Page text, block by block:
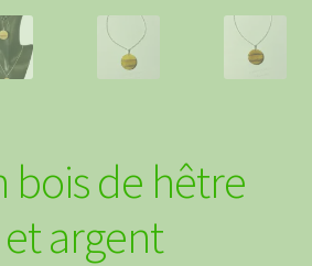
bois de hêtre
argent